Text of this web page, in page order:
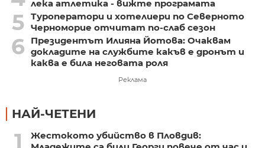
лека атлетика - вижте програмата
5 Туроператори и хотелиери по Северното
Черноморие отчитат по-слаб сезон
6
Президентът Илияна Йотова: Очаквам
докладите на службите какъв е дронът и
каква е била неговата роля
Реклама
НАЙ-ЧЕТЕНИ
1
Жестокото убийство в Пловдив: